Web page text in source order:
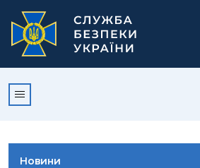
Новини